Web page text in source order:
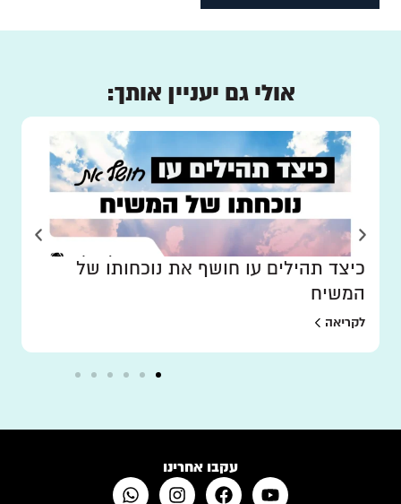
אולי גם יעניין אותך:
כיצד תהילים עו חושף את נוכחותו של
המשיח
לקריאה
עקבו אחרינו